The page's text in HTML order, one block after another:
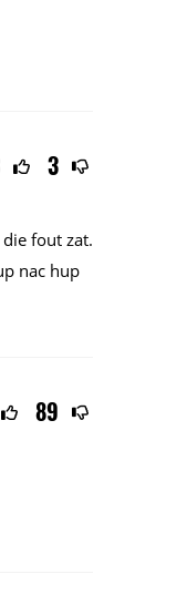
3
fout zat.
nac hup
89